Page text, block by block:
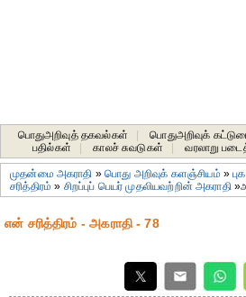
பொதுஅறிவுத் தகவல்கள் பொதுஅறிவுக்
பதில்கள்
காலச் சுவடுகள் வரலாறு
முதன்மை அகராதி »பொது அறிவுக் களஞ்சியம் »
சரித்திரம் » சிறப்புப் பெயர் முதலியவற்றின் அகராதி»
என் சரித்திரம் - அகராதி - 78